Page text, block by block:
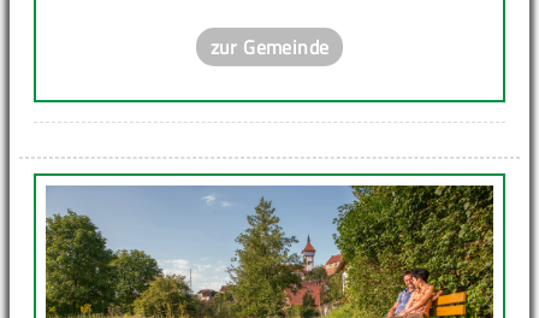
zur Gemeinde